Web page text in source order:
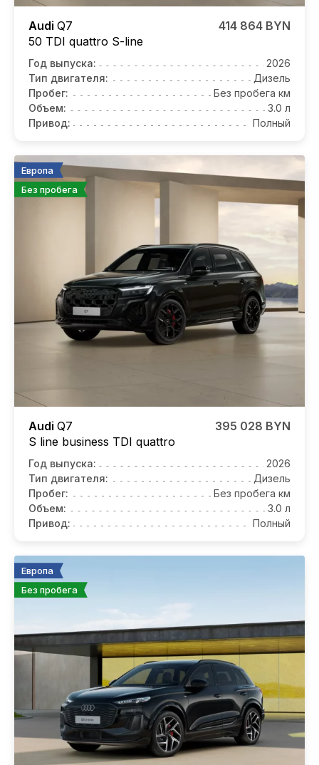
Audi Q7
50 TDI quattro S-line
414 864 BYN
Год выпуска:
2026
Тип двигателя:
Дизель
Пробег:
Без пробега км
Объем:
3.0 л
Привод:
Полный
Европа
Без пробега
Audi Q7
S line business TDI quattro
395 028 BYN
Год выпуска:
2026
Тип двигателя:
Дизель
Пробег:
Без пробега км
Объем:
3.0 л
Привод:
Полный
Европа
Без пробега